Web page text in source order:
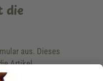
die
aus. Dieses
Artikel
das